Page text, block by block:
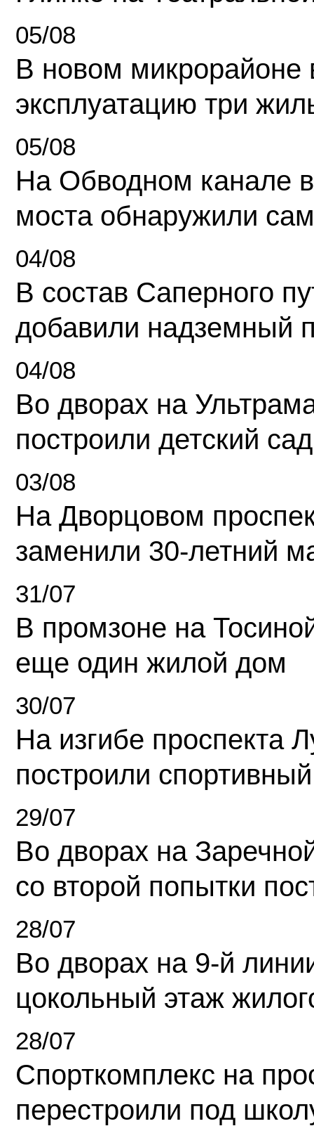
05/08
В новом микрорайоне
эксплуатацию три
05/08
На Обводном канале
моста обнаружили
04/08
В состав Саперного
добавили надземный
04/08
Во дворах на
построили детский сад
03/08
На Дворцовом
заменили 30-летний
31/07
В промзоне на
еще один жилой дом
30/07
На изгибе проспекта
построили
29/07
Во дворах на
со второй попытки
28/07
Во дворах на 9-й
цокольный этаж
28/07
Спорткомплекс на
перестроили под